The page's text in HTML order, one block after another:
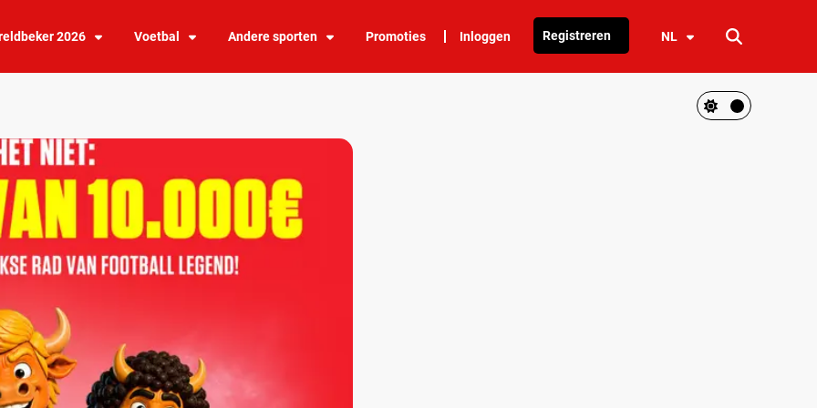
2026 Voetbal Andere sporten Promoties Inloggen Registreren NL